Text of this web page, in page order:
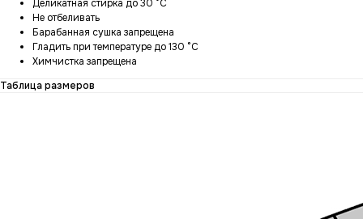
Деликатная стирка до 30 °C
Не отбеливать
Барабанная сушка запрещена
Гладить при температуре до 130 °C
Химчистка запрещена
Таблица размеров